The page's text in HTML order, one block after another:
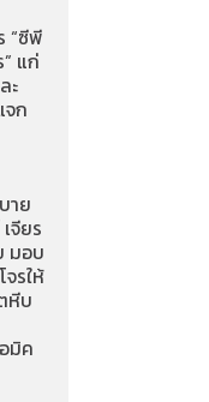
“ซีพี
แก่
ะ
จก
าย
จียร
มอบ
รให้
หีบ
มิค